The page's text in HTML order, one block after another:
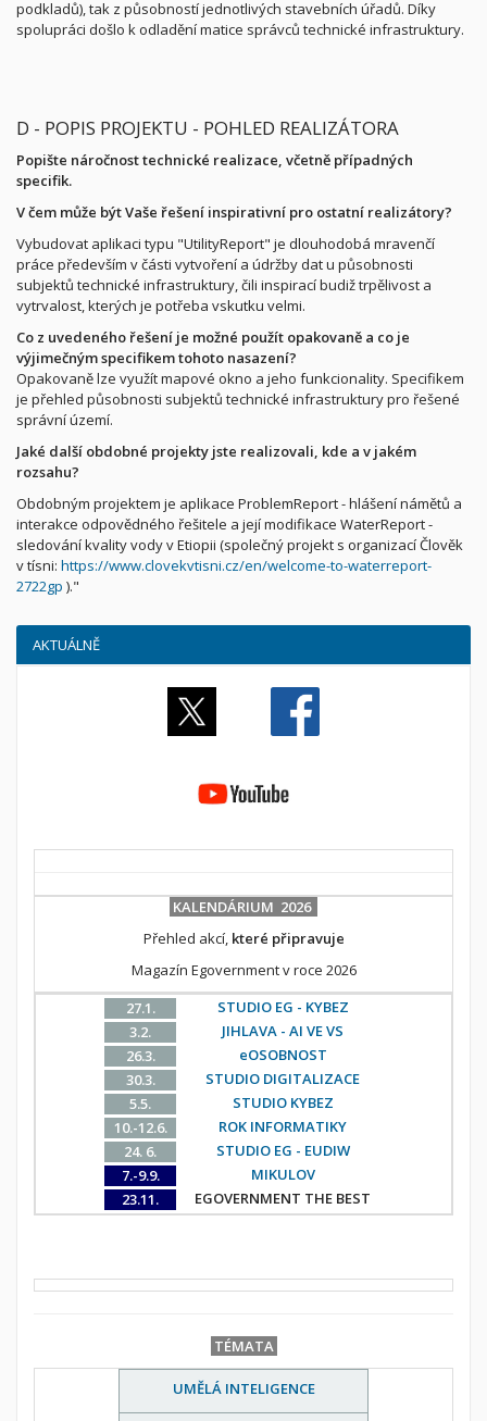
podkladů), tak z působností jednotlivých stavebních úřadů. Díky
spolupráci došlo k odladění matice správců technické infrastruktury.
D - POPIS PROJEKTU - POHLED REALIZÁTORA
Popište náročnost technické realizace, včetně případných
specifik.
V čem může být Vaše řešení inspirativní pro ostatní realizátory?
Vybudovat aplikaci typu "UtilityReport" je dlouhodobá mravenčí
práce především v části vytvoření a údržby dat u působnosti
subjektů technické infrastruktury, čili inspirací budiž trpělivost a
vytrvalost, kterých je potřeba vskutku velmi.
Co z uvedeného řešení je možné použít opakovaně a co je
výjimečným specifikem tohoto nasazení?
Opakovaně lze využít mapové okno a jeho funkcionality. Specifikem
je přehled působnosti subjektů technické infrastruktury pro řešené
správní území.
Jaké další obdobné projekty jste realizovali, kde a v jakém
rozsahu?
Obdobným projektem je aplikace ProblemReport - hlášení námětů a
interakce odpovědného řešitele a její modifikace WaterReport -
sledování kvality vody v Etiopii (společný projekt s organizací Člověk
v tísni: https://www.clovekvtisni.cz/en/welcome-to-waterreport-
2722gp )."
AKTUÁLNĚ
KALENDÁRIUM 2026
Přehled akcí, které připravuje
Magazín Egovernment v roce 2026
27.1.
STUDIO EG - KYBEZ
3.2.
JIHLAVA - AI VE VS
26.3.
eOSOBNOST
30.3.
STUDIO DIGITALIZACE
5.5.
STUDIO KYBEZ
10.-12.6.
ROK INFORMATIKY
24. 6.
STUDIO EG - EUDIW
7.-9.9.
MIKULOV
23.11.
EGOVERNMENT THE BEST
TÉMATA
UMĚLÁ INTELIGENCE